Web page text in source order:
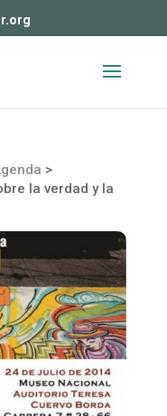
>
la verdad y la